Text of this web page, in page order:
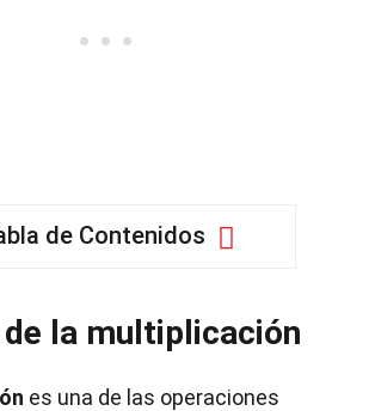
de Contenidos
de la multiplicación
es una de las operaciones